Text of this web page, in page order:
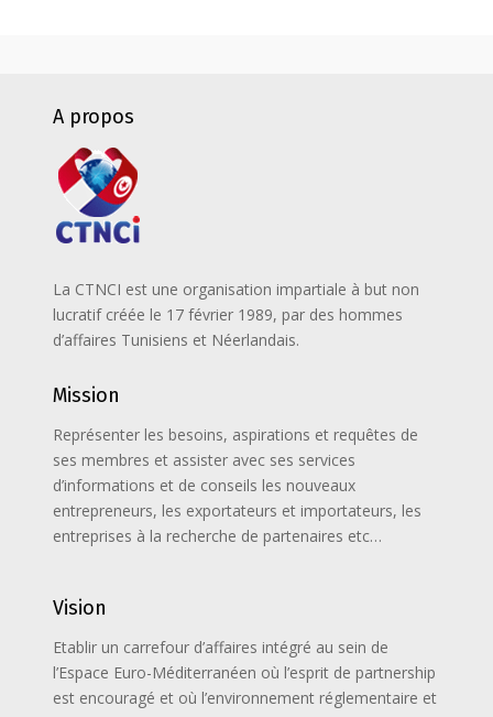
A propos
La CTNCI est une organisation impartiale à but non
lucratif créée le 17 février 1989, par des hommes
d’affaires Tunisiens et Néerlandais.
Mission
Représenter les besoins, aspirations et requêtes de
ses membres et assister avec ses services
d’informations et de conseils les nouveaux
entrepreneurs, les exportateurs et importateurs, les
entreprises à la recherche de partenaires etc…
Vision
Etablir un carrefour d’affaires intégré au sein de
l’Espace Euro-Méditerranéen où l’esprit de partnership
est encouragé et où l’environnement réglementaire et